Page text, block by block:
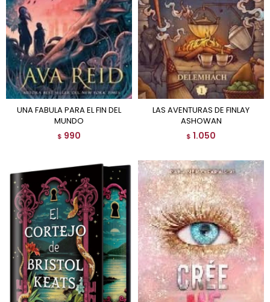
UNA FABULA PARA EL FIN DEL
MUNDO
$ 990
LAS AVENTURAS DE FINLAY
ASHOWAN
$ 1.050